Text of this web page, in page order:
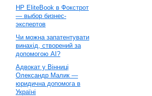
HP EliteBook в Фокстрот
— выбор бизнес-
экспертов
Чи можна запатентувати
винахід, створений за
допомогою AI?
Адвокат у Вінниці
Олександр Малик —
юридична допомога в
Україні